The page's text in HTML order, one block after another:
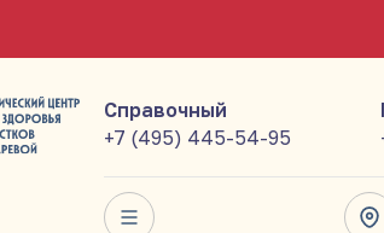
Справочный
+7 (495) 445-54-95